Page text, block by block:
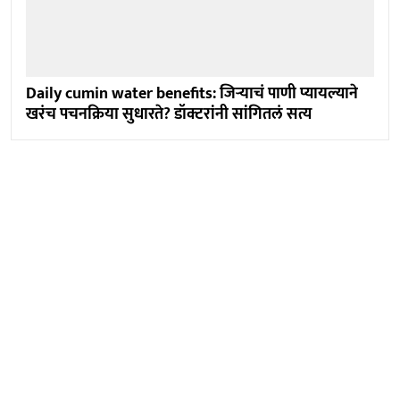
Daily cumin water benefits: जिऱ्याचं पाणी प्यायल्याने
खरंच पचनक्रिया सुधारते? डॉक्टरांनी सांगितलं सत्य